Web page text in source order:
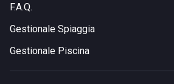
F.A.Q.
Gestionale Spiaggia
Gestionale Piscina